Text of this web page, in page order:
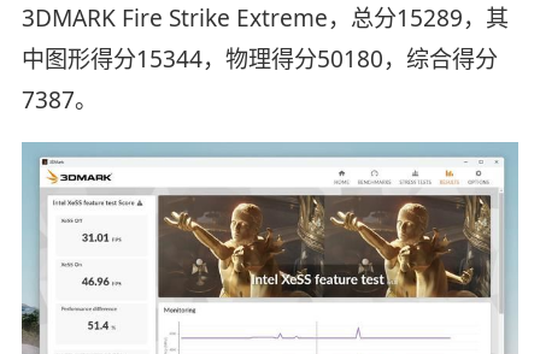
3DMARK Fire Strike Extreme，总分15289，其
中图形得分15344，物理得分50180，综合得分
7387。